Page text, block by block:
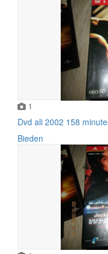
1
Dvd ali 2002 158
Bieden